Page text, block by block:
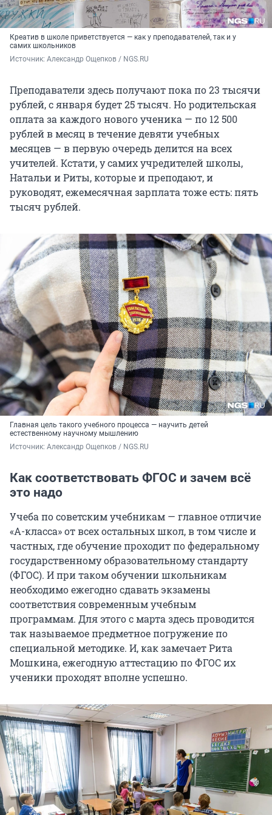
Креатив в школе приветствуется — как у преподавателей, так и у
самих школьников
Источник: Александр Ощепков / NGS.RU
Преподаватели здесь получают пока по 23 тысячи
рублей, с января будет 25 тысяч. Но родительская
оплата за каждого нового ученика — по 12 500
рублей в месяц в течение девяти учебных
месяцев — в первую очередь делится на всех
учителей. Кстати, у самих учредителей школы,
Натальи и Риты, которые и преподают, и
руководят, ежемесячная зарплата тоже есть: пять
тысяч рублей.
Главная цель такого учебного процесса — научить детей
естественному научному мышлению
Источник: Александр Ощепков / NGS.RU
Как соответствовать ФГОС и зачем всё
это надо
Учеба по советским учебникам — главное отличие
«А-класса» от всех остальных школ, в том числе и
частных, где обучение проходит по федеральному
государственному образовательному стандарту
(ФГОС). И при таком обучении школьникам
необходимо ежегодно сдавать экзамены
соответствия современным учебным
программам. Для этого с марта здесь проводится
так называемое предметное погружение по
специальной методике. И, как замечает Рита
Мошкина, ежегодную аттестацию по ФГОС их
ученики проходят вполне успешно.